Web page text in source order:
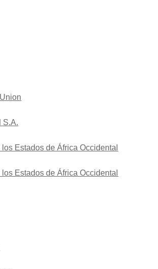
S.A.
Estados de África Occidental
Estados de África Occidental